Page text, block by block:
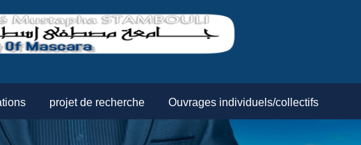
projet de recherche Ouvrages individuels/collectifs